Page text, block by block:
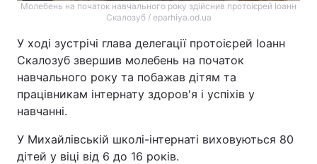
Молебень на початок навчального року здійснив протоієрей Іоанн
Скалозуб / eparhiya.od.ua
У ході зустрічі глава делегації протоієрей Іоанн
Скалозуб звершив молебень на початок
навчального року та побажав дітям та
працівникам інтернату здоров'я і успіхів у
навчанні.
У Михайлівській школі-інтернаті виховуються 80
дітей у віці від 6 до 16 років.